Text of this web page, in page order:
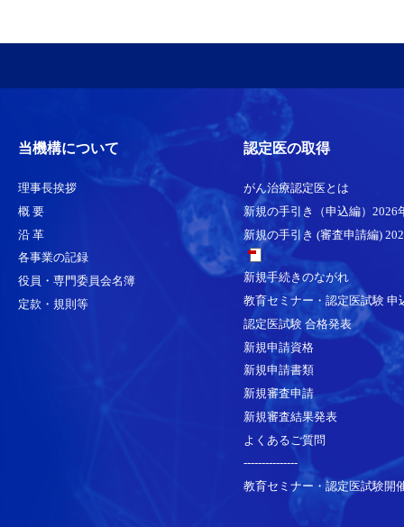
当機構について
理事長挨拶
概 要
沿 革
各事業の記録
役員・専門委員会名簿
定款・規則等
認定医の取得
がん治療認定医とは
新規の手引き（申込編）2026
新規の手引き (審査申請編)
新規手続きのながれ
教育セミナー・認定医試験 申
認定医試験 合格発表
新規申請資格
新規申請書類
新規審査申請
新規審査結果発表
よくあるご質問
---------------
教育セミナー・認定医試験開